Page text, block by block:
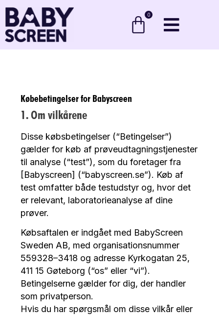
0
Købebetingelser for Babyscreen
1. Om vilkårene
Disse købsbetingelser (“Betingelser”)
gælder for køb af prøveudtagningstjenester
til analyse (“test”), som du foretager fra
[Babyscreen] (“babyscreen.se”). Køb af
test omfatter både testudstyr og, hvor det
er relevant, laboratorieanalyse af dine
prøver.
Købsaftalen er indgået med BabyScreen
Sweden AB, med organisationsnummer
559328–3418 og adresse Kyrkogatan 25,
411 15 Gøteborg (“os” eller “vi”).
Betingelserne gælder for dig, der handler
som privatperson.
Hvis du har spørgsmål om disse vilkår eller